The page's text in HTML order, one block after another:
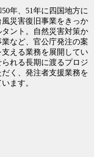
年、51年に四国地方に
災害復旧事業をきっか
ント。自然災害対策か
など、官公庁発注の案
える業務を展開してい
れる長期に渡るプロジ
く、発注者支援業務を
ます。